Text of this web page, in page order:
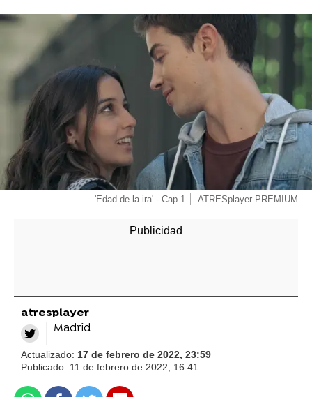
'Edad de la ira' - Cap.1 ATRESplayer PREMIUM
atresplayer
Madrid
Actualizado: 17 de febrero de 2022, 23:59
Publicado: 11 de febrero de 2022, 16:41